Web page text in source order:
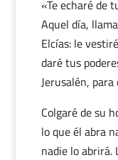
«Te echaré de
Aquel día,
Elcías: le
daré tus
Jerusalén, para
Colgaré de su
lo que él abra
nadie lo abrirá.